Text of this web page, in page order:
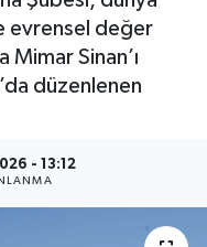
evrensel değer
Sinan’ı
düzenlenen
- 13:12